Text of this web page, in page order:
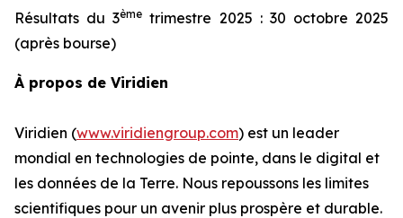
Résultats du 3ème trimestre 2025 : 30 octobre 2025
(après bourse)
À propos de Viridien
Viridien (www.viridiengroup.com) est un leader
mondial en technologies de pointe, dans le digital et
les données de la Terre. Nous repoussons les limites
scientifiques pour un avenir plus prospère et durable.